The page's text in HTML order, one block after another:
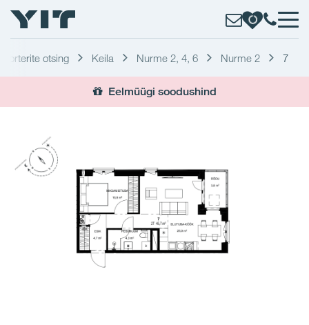
Korterite otsing Keila Nurme 2, 4, 6 Nurme 2 7
Eelmüügi soodushind